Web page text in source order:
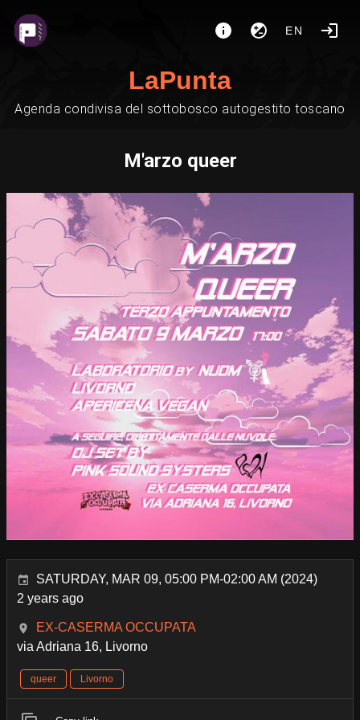
EN
LaPunta
Agenda condivisa del sottobosco autogestito toscano
M'arzo queer
SATURDAY, MAR 09, 05:00 PM-02:00 AM (2024)
2 years ago
EX-CASERMA OCCUPATA
via Adriana 16, Livorno
queer Livorno